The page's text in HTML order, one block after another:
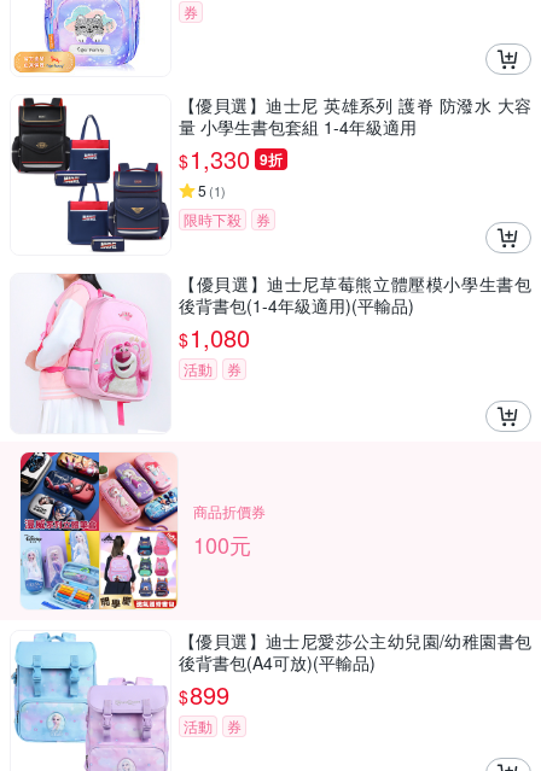
券
【優貝選】迪士尼 英雄系列 護脊 防潑水 大容
量 小學生書包套組 1-4年級適用
$1,330 9折
5 (1)
限時下殺 券
【優貝選】迪士尼草莓熊立體壓模小學生書包
後背書包(1-4年級適用)(平輸品)
$1,080
活動 券
商品折價券
100元
【優貝選】迪士尼愛莎公主幼兒園/幼稚園書包
後背書包(A4可放)(平輸品)
$899
活動 券